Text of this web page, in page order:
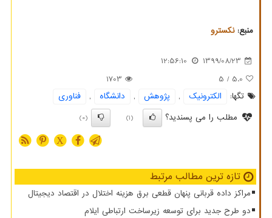
منبع:نكسترو
1399/08/23
12:56:10
5.0
/ 5
1703
تگها:
الكترونیك , پژوهش , دانشگاه ,
فناوری
مطلب را می پسندید؟
(1)
(0)
X
تازه ترین مطالب مرتبط
مراکز داده قربانی پنهان قطعی برق هزینه اختلال در اقتصاد دیجیتال
دو طرح جدید برای توسعه زیرساخت ارتباطی ایلام